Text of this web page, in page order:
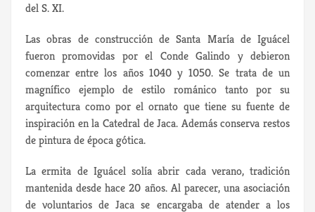
del S. XI.
Las obras de construcción de Santa María de Iguácel
fueron promovidas por el Conde Galindo y debieron
comenzar entre los años 1040 y 1050. Se trata de un
magnífico ejemplo de estilo románico tanto por su
arquitectura como por el ornato que tiene su fuente de
inspiración en la Catedral de Jaca. Además conserva restos
de pintura de época gótica.
La ermita de Iguácel solía abrir cada verano, tradición
mantenida desde hace 20 años. Al parecer, una asociación
de voluntarios de Jaca se encargaba de atender a los